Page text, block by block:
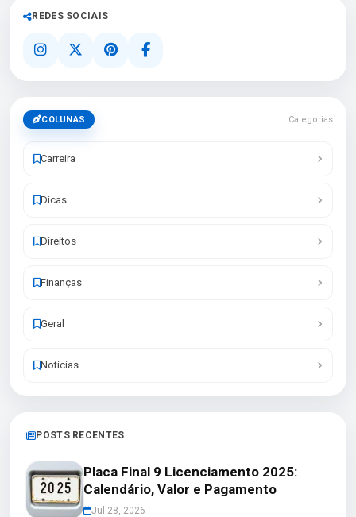
REDES SOCIAIS
COLUNAS Categorias
Carreira
Dicas
Direitos
Finanças
Geral
Notícias
POSTS RECENTES
Placa Final 9 Licenciamento 2025:
Calendário, Valor e Pagamento
Jul 28, 2026